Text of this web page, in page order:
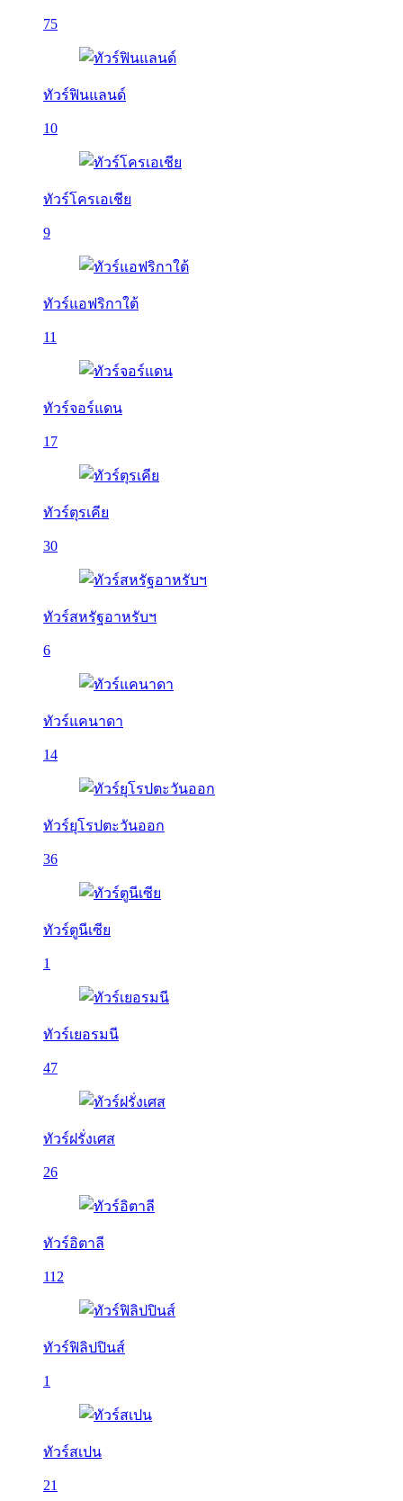
75
ทัวร์ฟินแลนด์
10
ทัวร์โครเอเชีย
9
ทัวร์แอฟริกาใต้
11
ทัวร์จอร์แดน
17
ทัวร์ตุรเคีย
30
ทัวร์สหรัฐอาหรับฯ
6
ทัวร์แคนาดา
14
ทัวร์ยุโรปตะวันออก
36
ทัวร์ตูนีเซีย
1
ทัวร์เยอรมนี
47
ทัวร์ฝรั่งเศส
26
ทัวร์อิตาลี
112
ทัวร์ฟิลิปปินส์
1
ทัวร์สเปน
21